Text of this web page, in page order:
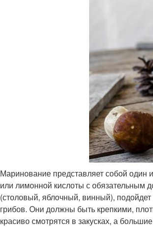
Маринование представляет собой один
или лимонной кислоты с обязательным
(столовый, яблочный, винный),
грибов. Они должны быть крепкими,
красиво смотрятся в закусках, а